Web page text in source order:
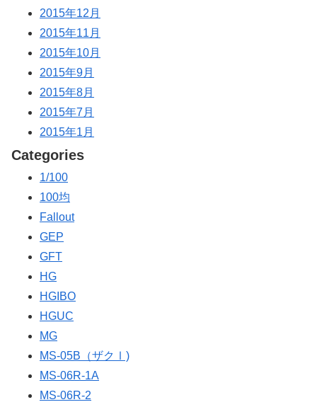
2015年12月
2015年11月
2015年10月
2015年9月
2015年8月
2015年7月
2015年1月
Categories
1/100
100均
Fallout
GEP
GFT
HG
HGIBO
HGUC
MG
MS-05B（ザクⅠ)
MS-06R-1A
MS-06R-2